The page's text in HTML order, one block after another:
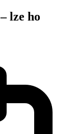
lze ho